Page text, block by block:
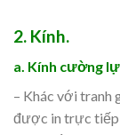
2. Kính.
a. Kính cường
– Khác với tranh
được in trực tiếp